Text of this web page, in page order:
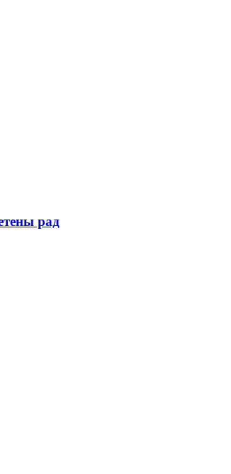
рад